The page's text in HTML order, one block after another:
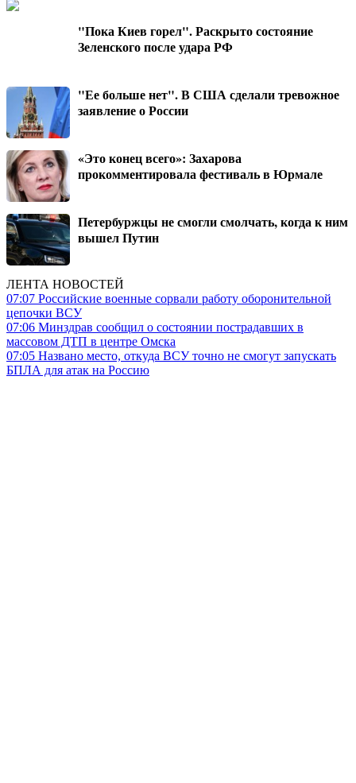
"Пока Киев горел". Раскрыто состояние
Зеленского после удара РФ
"Ее больше нет". В США сделали тревожное
заявление о России
«Это конец всего»: Захарова
прокомментировала фестиваль в Юрмале
Петербуржцы не смогли смолчать, когда к ним
вышел Путин
ЛЕНТА НОВОСТЕЙ
07:07 Российские военные сорвали работу оборонительной
цепочки ВСУ
07:06 Минздрав сообщил о состоянии пострадавших в
массовом ДТП в центре Омска
07:05 Названо место, откуда ВСУ точно не смогут запускать
БПЛА для атак на Россию